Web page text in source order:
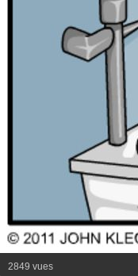
2849 vues